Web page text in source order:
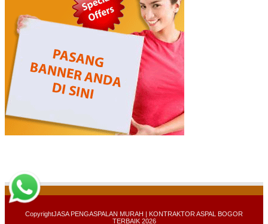
CopyrightJASA PENGASPALAN MURAH | KONTRAKTOR ASPAL BOGOR
TERBAIK 2026